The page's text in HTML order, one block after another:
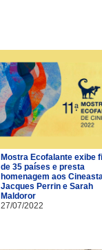
Mostra Ecofalante exibe
de 35 países e presta
homenagem aos
Jacques Perrin e Sarah
Maldoror
27/07/2022